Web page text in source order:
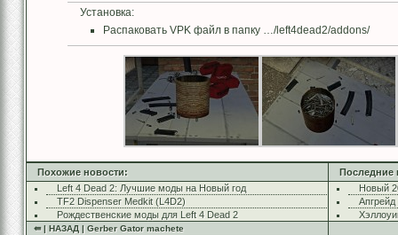
Установка:
Распаковать VPK файл в папку …/left4dead2/addons/
Похожие новости:
Left 4 Dead 2: Лучшие моды на Новый год
TF2 Dispenser Medkit (L4D2)
Рождественские моды для Left 4 Dead 2
Последние
Новый
⇚ | НАЗАД | Gerber Gator machete